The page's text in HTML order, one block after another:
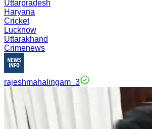
Uttarpradesh
Haryana
Cricket
Lucknow
Uttarakhand
Crimenews
rajeshmahalingam_3